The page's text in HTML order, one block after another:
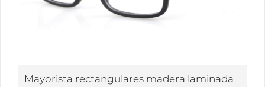
Mayorista rectangulares madera laminada